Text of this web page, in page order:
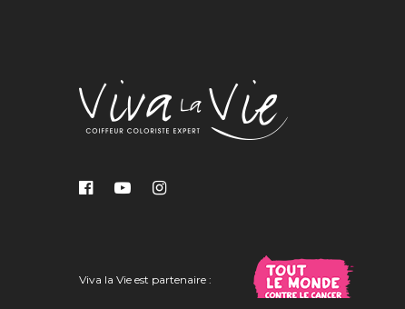
Viva la Vie est partenaire :